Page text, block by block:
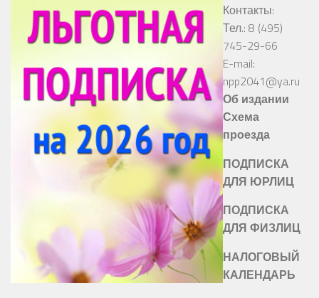
Контакты:
Тел.: 8 (495)
745-29-66
E-mail:
npp2041@ya.ru
Об издании
Схема
проезда
ПОДПИСКА
ДЛЯ ЮРЛИЦ
ПОДПИСКА
ДЛЯ ФИЗЛИЦ
НАЛОГОВЫЙ
КАЛЕНДАРЬ